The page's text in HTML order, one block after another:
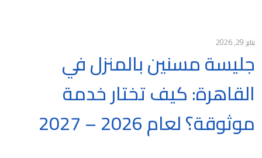
يناير 29, 2026
جليسة مسنين بالمنزل في
القاهرة: كيف تختار خدمة
موثوقة؟ لعام 2026 – 2027